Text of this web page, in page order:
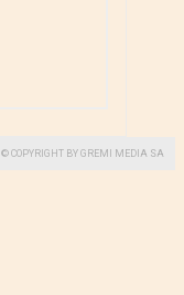
© COPYRIGHT BY GREMI MEDIA SA